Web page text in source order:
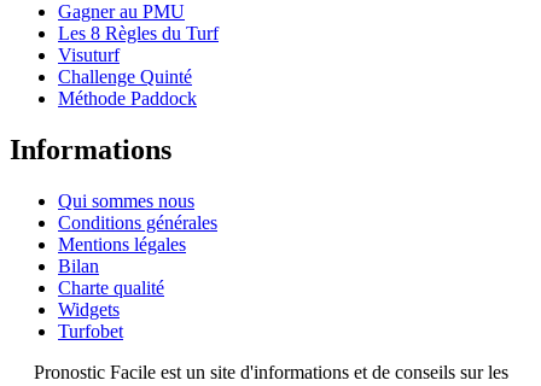
Gagner au PMU
Les 8 Règles du Turf
Visuturf
Challenge Quinté
Méthode Paddock
Informations
Qui sommes nous
Conditions générales
Mentions légales
Bilan
Charte qualité
Widgets
Turfobet
Pronostic Facile est un site d'informations et de conseils sur les